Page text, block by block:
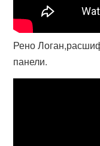
Рено
панели.